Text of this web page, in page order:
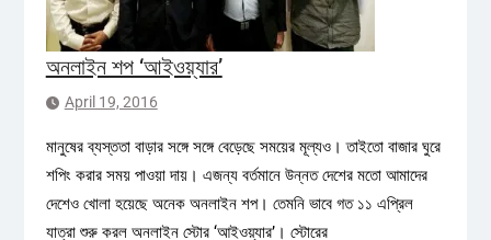
অনলাইন শপ ‘আইওয়্যার’
April 19, 2016
মানুষের ব্যস্ততা বাড়ার সঙ্গে সঙ্গে বেড়েছে সময়ের মূল্যও। তাইতো বাজার ঘুরে
শপিং করার সময় পাওয়া দায়। এজন্য বর্তমানে উন্নত দেশের মতো আমাদের
দেশেও খোলা হয়েছে অনেক অনলাইন শপ। তেমনি ভাবে গত ১১ এপ্রিল
যাত্রা শুরু করল অনলাইন স্টোর ‘আইওয়্যার’। স্টোরের